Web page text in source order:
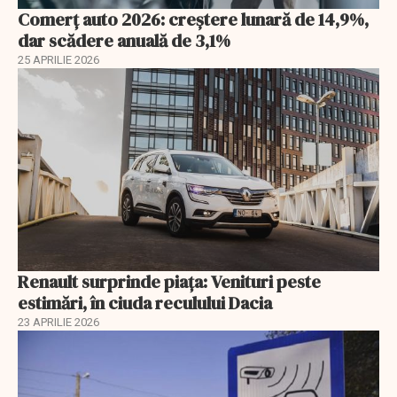
Comerț auto 2026: creștere lunară de 14,9%,
dar scădere anuală de 3,1%
25 APRILIE 2026
Renault surprinde piața: Venituri peste
estimări, în ciuda reculului Dacia
23 APRILIE 2026